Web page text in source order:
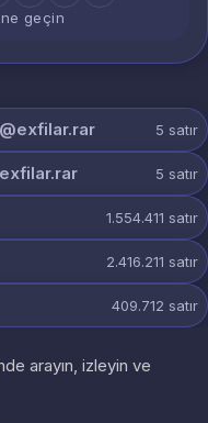
geçin
5 satır
5 satır
1.554.411 satır
2.416.211 satır
409.712 satır
arayın, izleyin ve